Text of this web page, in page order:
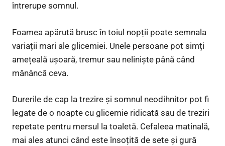
întrerupe somnul.
Foamea apărută brusc în toiul nopții poate semnala
variații mari ale glicemiei. Unele persoane pot simți
amețeală ușoară, tremur sau neliniște până când
mănâncă ceva.
Durerile de cap la trezire și somnul neodihnitor pot fi
legate de o noapte cu glicemie ridicată sau de treziri
repetate pentru mersul la toaletă. Cefaleea matinală,
mai ales atunci când este însoțită de sete și gură